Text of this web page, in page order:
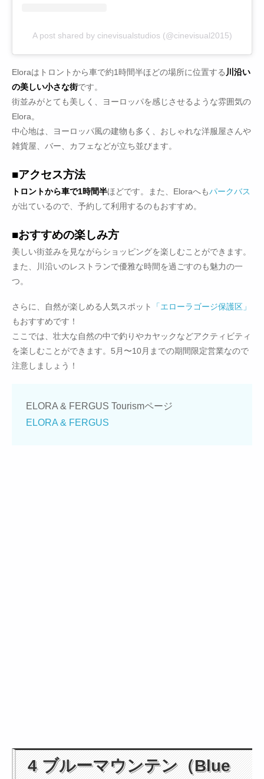
A post shared by cinevisualstudios (@cinevisual2015)
Eloraはトロントから車で約1時間半ほどの場所に位置する 川沿い
の美しい小さな街です。
街並みがとても美しく、ヨーロッパを感じさせるような雰囲気の
Elora。
中心地は、ヨーロッパ風の建物も多く、おしゃれな洋服屋さんや
雑貨屋、バー、カフェなどが立ち並びます。
■アクセス方法
トロントから車で1時間半ほどです。また、Eloraへもパークバス
が出ているので、予約して利用するのもおすすめ。
■おすすめの楽しみ方
美しい街並みを見ながらショッピングを楽しむことができます。
また、川沿いのレストランで優雅な時間を過ごすのも魅力の一
つ。
さらに、自然が楽しめる人気スポット
「エローラゴージ保護区」
もおすすめです！
ここでは、壮大な自然の中で釣りやカヤックなどアクティビティ
を楽しむことができます。5月〜10月までの期間限定営業なので
注意しましょう！
ELORA & FERGUS Tourismページ
ELORA & FERGUS
4 ブルーマウンテン（Blue